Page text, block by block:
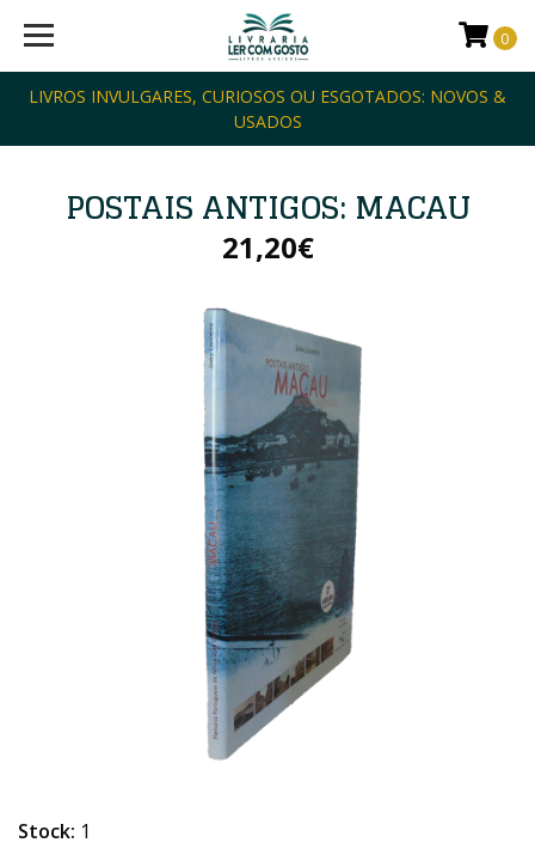
LIVROS INVULGARES, CURIOSOS OU ESGOTADOS: NOVOS &
USADOS
0
POSTAIS ANTIGOS: MACAU
21,20€
Stock: 1